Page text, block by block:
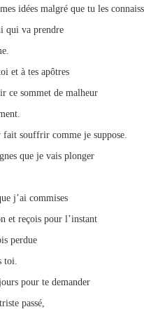
idées malgré que tu les
qui va prendre
et à tes apôtres
ce sommet de malheur
fait souffrir comme je suppose.
que je vais plonger
j’ai commises
et reçois pour l’instant
perdue
toi.
pour te demander
passé,